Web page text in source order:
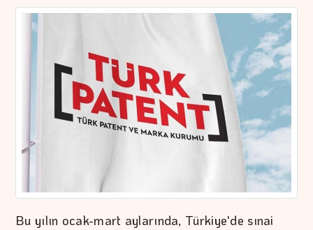
Bu yılın ocak-mart aylarında, Türkiye'de sınai